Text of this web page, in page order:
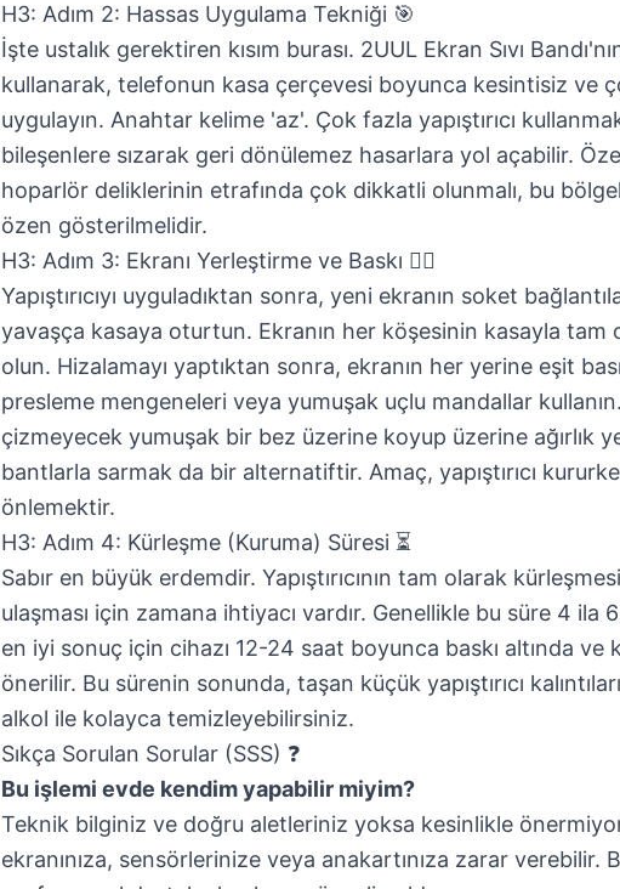
H3: Adım 2: Hassas Uygulama Tekniği 🎯
İşte ustalık gerektiren kısım burası. 2UUL Ekran Sıvı Bandı
kullanarak, telefonun kasa çerçevesi boyunca kesintisiz ve
uygulayın. Anahtar kelime 'az'. Çok fazla yapıştırıcı
bileşenlere sızarak geri dönülemez hasarlara yol açabilir.
hoparlör deliklerinin etrafında çok dikkatli olunmalı, bu
özen gösterilmelidir.
H3: Adım 3: Ekranı Yerleştirme ve Baskı 🏋️‍♂️
Yapıştırıcıyı uyguladıktan sonra, yeni ekranın soket
yavaşça kasaya oturtun. Ekranın her köşesinin kasayla tam
olun. Hizalamayı yaptıktan sonra, ekranın her yerine eşit
presleme mengeneleri veya yumuşak uçlu mandallar
çizmeyecek yumuşak bir bez üzerine koyup üzerine ağırlık
bantlarla sarmak da bir alternatiftir. Amaç, yapıştırıcı
önlemektir.
H3: Adım 4: Kürleşme (Kuruma) Süresi ⏳
Sabır en büyük erdemdir. Yapıştırıcının tam olarak
ulaşması için zamana ihtiyacı vardır. Genellikle bu süre 4 ila
en iyi sonuç için cihazı 12-24 saat boyunca baskı altında ve
önerilir. Bu sürenin sonunda, taşan küçük yapıştırıcı
alkol ile kolayca temizleyebilirsiniz.
Sıkça Sorulan Sorular (SSS) ❓
Bu işlemi evde kendim yapabilir miyim?
Teknik bilginiz ve doğru aletleriniz yoksa kesinlikle
ekranınıza, sensörlerinize veya anakartınıza zarar verebilir.